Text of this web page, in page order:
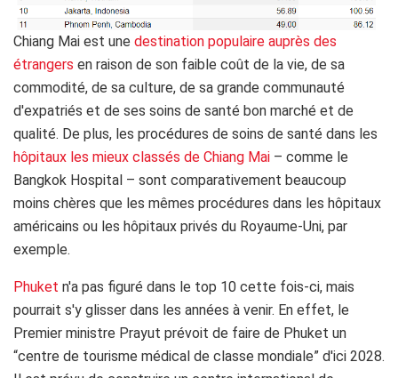
Chiang Mai est une destination populaire auprès des
étrangers en raison de son faible coût de la vie, de sa
commodité, de sa culture, de sa grande communauté
d'expatriés et de ses soins de santé bon marché et de
qualité. De plus, les procédures de soins de santé dans les
hôpitaux les mieux classés de Chiang Mai – comme le
Bangkok Hospital – sont comparativement beaucoup
moins chères que les mêmes procédures dans les hôpitaux
américains ou les hôpitaux privés du Royaume-Uni, par
exemple.
Phuket n'a pas figuré dans le top 10 cette fois-ci, mais
pourrait s'y glisser dans les années à venir. En effet, le
Premier ministre Prayut prévoit de faire de Phuket un
“centre de tourisme médical de classe mondiale” d'ici 2028.